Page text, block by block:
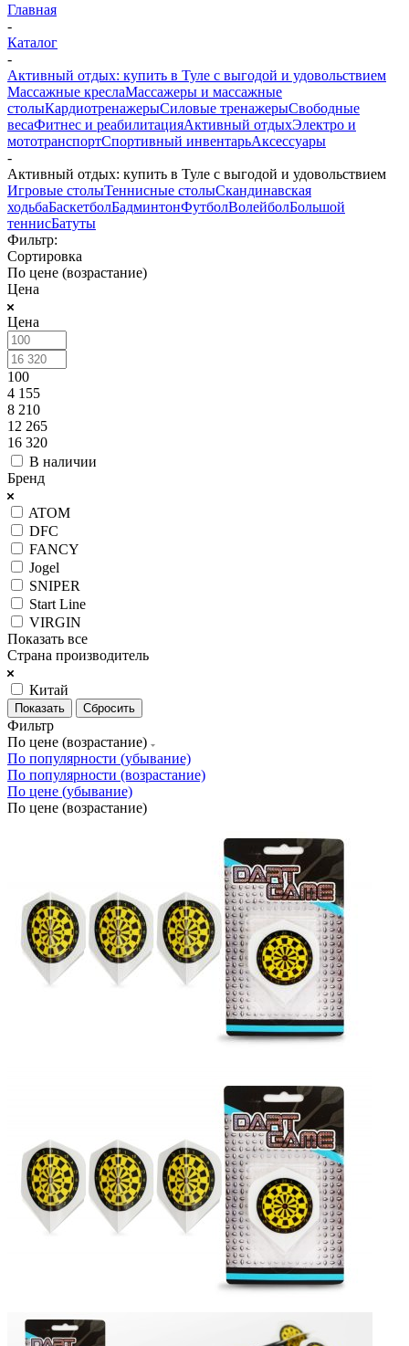
Главная
-
Каталог
-
Активный отдых: купить в Туле с выгодой и удовольствием
Массажные креслаМассажеры и массажные
столыКардиотренажерыСиловые тренажерыСвободные
весаФитнес и реабилитацияАктивный отдыхЭлектро и
мототранспортСпортивный инвентарьАксессуары
-
Активный отдых: купить в Туле с выгодой и удовольствием
Игровые столыТеннисные столыСкандинавская
ходьбаБаскетболБадминтонФутболВолейболБольшой
теннисБатуты
Фильтр:
Сортировка
По цене (возрастание)
Цена
Цена
100
4 155
8 210
12 265
16 320
В наличии
Бренд
ATOM
DFC
FANCY
Jogel
SNIPER
Start Line
VIRGIN
Показать все
Страна производитель
Китай
Сбросить
Фильтр
По цене (возрастание)
По популярности (убывание)
По популярности (возрастание)
По цене (убывание)
По цене (возрастание)